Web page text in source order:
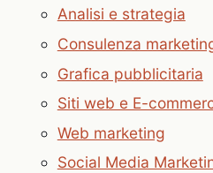
Analisi e strategia
Consulenza
Grafica pubblicitaria
Siti web e E-
Web marketing
Social Media